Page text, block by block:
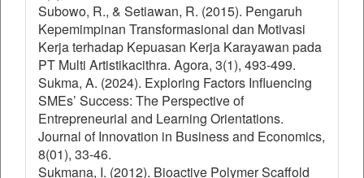
Subowo, R., & Setiawan, R. (2015). Pengaruh
Kepemimpinan Transformasional dan Motivasi
Kerja terhadap Kepuasan Kerja Karayawan pada
PT Multi Artistikacithra. Agora, 3(1), 493-499.
Sukma, A. (2024). Exploring Factors Influencing
SMEs’ Success: The Perspective of
Entrepreneurial and Learning Orientations.
Journal of Innovation in Business and Economics,
8(01), 33-46.
Sukmana, I. (2012). Bioactive Polymer Scaffold